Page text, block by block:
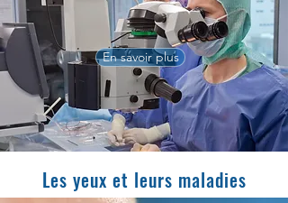
En savoir plus
Les yeux et leurs maladies